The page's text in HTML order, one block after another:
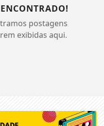
postagens
exibidas aqui.